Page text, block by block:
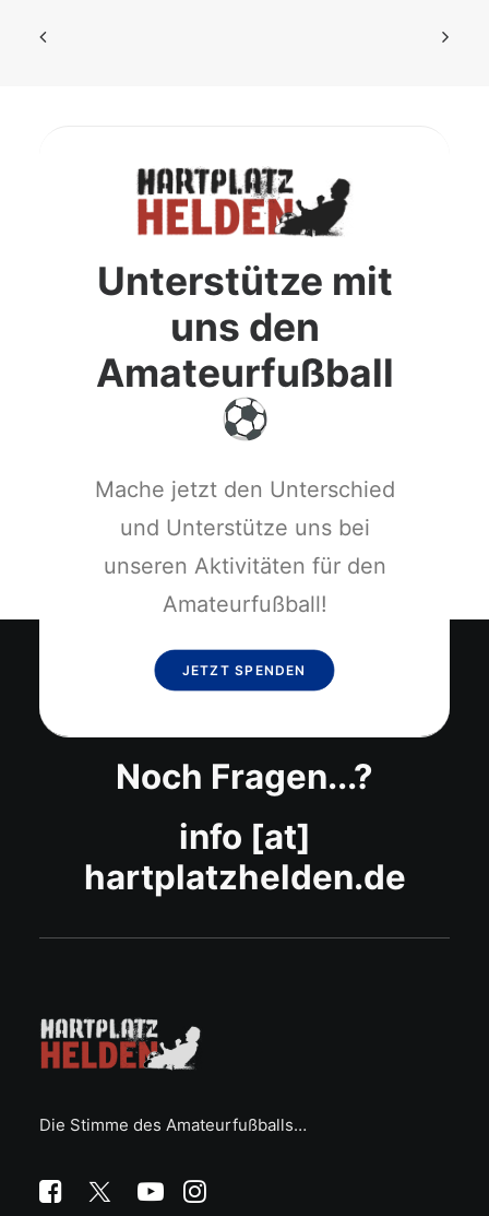
Unterstütze mit
uns den
Amateurfußball
Mache jetzt den Unterschied
und Unterstütze uns bei
unseren Aktivitäten für den
Amateurfußball!
JETZT SPENDEN
Noch Fragen...?
info [at]
hartplatzhelden.de
Die Stimme des Amateurfußballs…